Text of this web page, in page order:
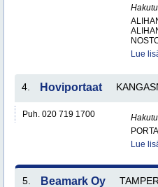
Lue
4. Hoviportaat
Puh. 020 719 1700
Lue
5. Beamark Oy